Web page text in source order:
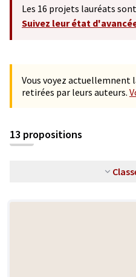
Les 16 projets lauréats
Suivez leur état
Vous voyez actuellemnent
retirées par leurs auteurs.
13 propositions